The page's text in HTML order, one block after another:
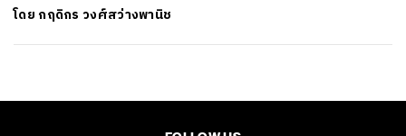
โดย กฤดิกร วงศ์สว่างพานิช